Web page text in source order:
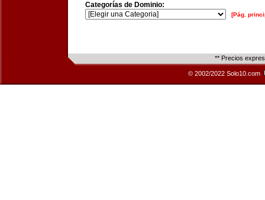
Categorías de Dominio:
[Pág.
** Precios
© 2002/2022 Solo10.com